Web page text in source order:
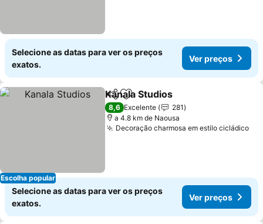
Selecione as datas para ver os preços
exatos.
Ver preços
Escolha popular
PartilharAdicionar aos favoritos
Kanala Studios
8,6 Excelente
281
a 4.8 km de Naousa
Decoração charmosa em estilo cicládico
Selecione as datas para ver os preços
exatos.
Ver preços